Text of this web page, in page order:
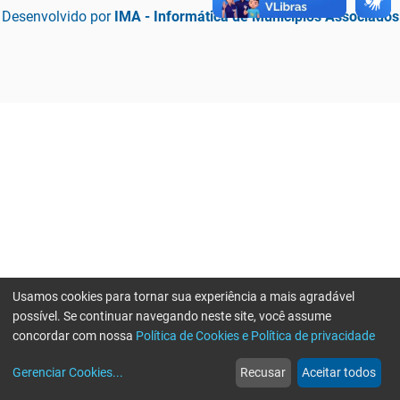
Desenvolvido por IMA - Informática de Municípios Associados
web
Notícias
more_horiz
Mais
Usamos cookies para tornar sua experiência a mais agradável
possível. Se continuar navegando neste site, você assume
concordar com nossa Política de Cookies e Política de privacidade
Gerenciar Cookies... Recusar Aceitar todos
Erro ao enviar informações, por favor tente novamente